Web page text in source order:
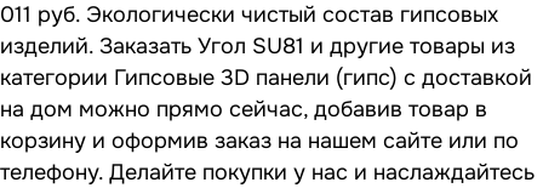
011 руб. Экологически чистый состав гипсовых
изделий. Заказать Угол SU81 и другие товары из
категории Гипсовые 3D панели (гипс) с доставкой
на дом можно прямо сейчас, добавив товар в
корзину и оформив заказ на нашем сайте или по
телефону. Делайте покупки у нас и наслаждайтесь